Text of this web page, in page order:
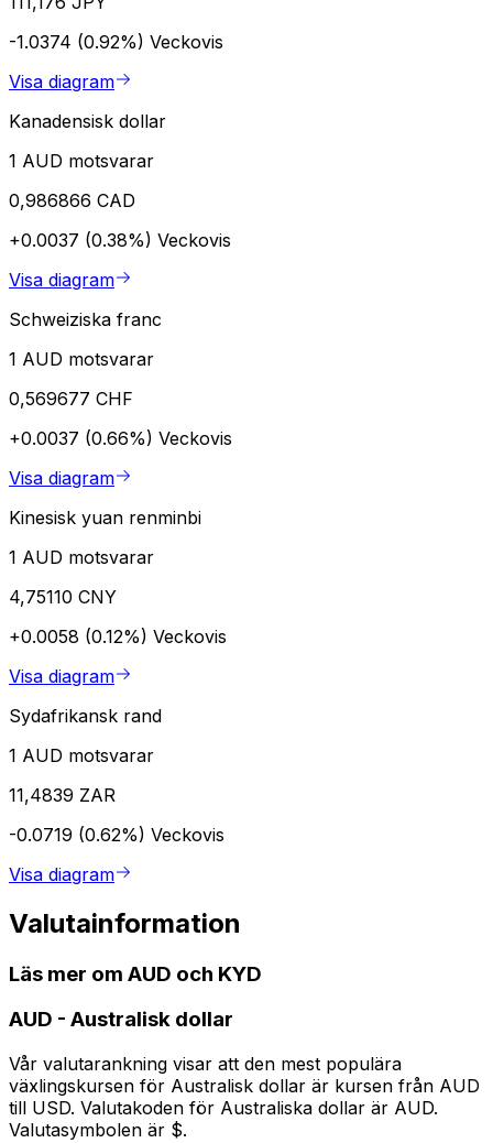
-1.0374 (0.92%) Veckovis
Visa diagram
Kanadensisk dollar
1 AUD motsvarar
0,986866 CAD
+0.0037 (0.38%) Veckovis
Visa diagram
Schweiziska franc
1 AUD motsvarar
0,569677 CHF
+0.0037 (0.66%) Veckovis
Visa diagram
Kinesisk yuan renminbi
1 AUD motsvarar
4,75110 CNY
+0.0058 (0.12%) Veckovis
Visa diagram
Sydafrikansk rand
1 AUD motsvarar
11,4839 ZAR
-0.0719 (0.62%) Veckovis
Visa diagram
Valutainformation
Läs mer om AUD och KYD
AUD - Australisk dollar
Vår valutarankning visar att den mest populära
växlingskursen för Australisk dollar är kursen från AUD
till USD. Valutakoden för Australiska dollar är AUD.
Valutasymbolen är $.